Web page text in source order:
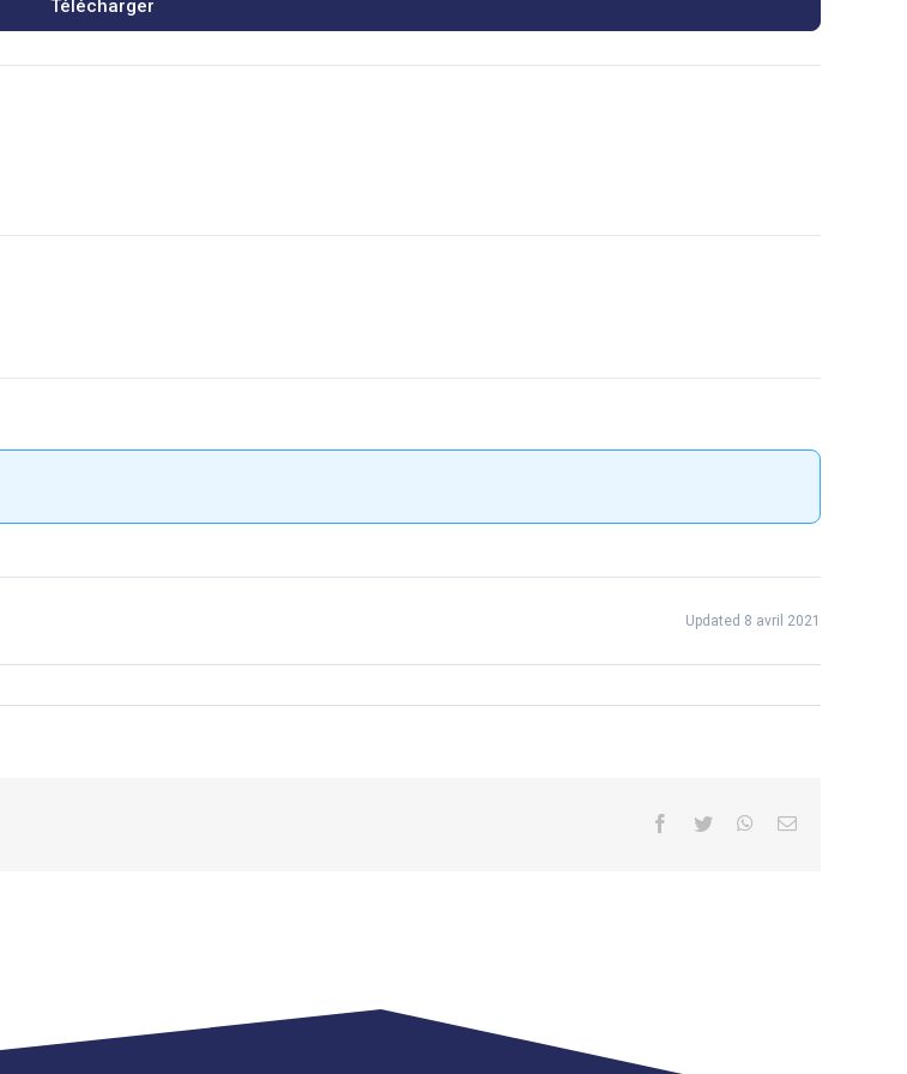
Télécharger
Updated 8 avril 2021
Facebook
Twitter WhatsApp
Email